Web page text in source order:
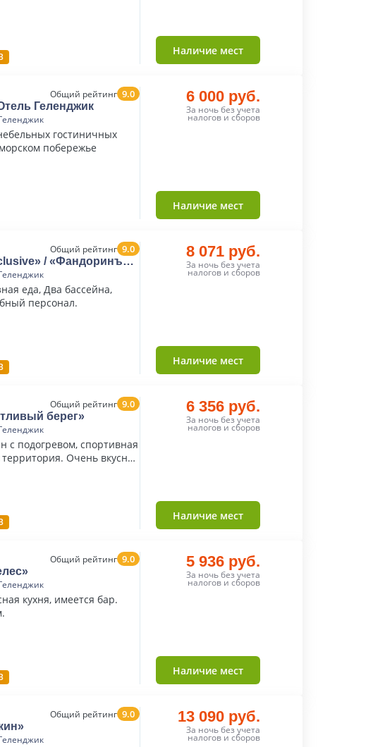
Наличие мест
Общий рейтинг 9.0
Геленджик
гостиничных
побережье
6 000 руб.
За ночь без учета
налогов и сборов
Наличие мест
Общий рейтинг 9.0
/ «Фандоринъ
еда, Два бассейна,
персонал.
8 071 руб.
За ночь без учета
налогов и сборов
Наличие мест
Общий рейтинг 9.0
берег»
с подогревом, спортивная
Очень вкусная
6 356 руб.
За ночь без учета
налогов и сборов
Наличие мест
Общий рейтинг 9.0
кухня, имеется бар.
5 936 руб.
За ночь без учета
налогов и сборов
Наличие мест
Общий рейтинг 9.0 13 090 руб.
За ночь без учета
налогов и сборов